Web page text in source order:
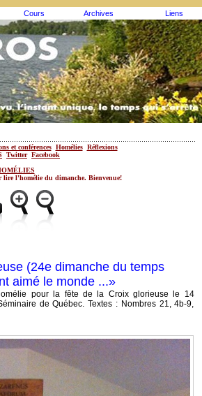
Cours Archives Liens
et conférences Homélies Réflexions
Twitter Facebook
l'homélie du dimanche. Bienvenue!
(24e dimanche du temps
aimé le monde ...»
pour la fête de la Croix glorieuse le 14
de Québec. Textes : Nombres 21, 4b-9,